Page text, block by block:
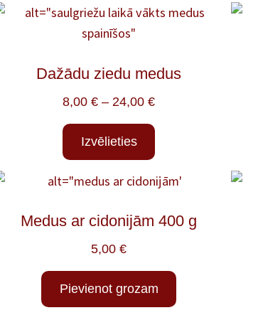
Dažādu ziedu medus
8,00 € – 24,00 €
Izvēlieties
Medus ar cidonijām 400 g
5,00 €
Pievienot grozam